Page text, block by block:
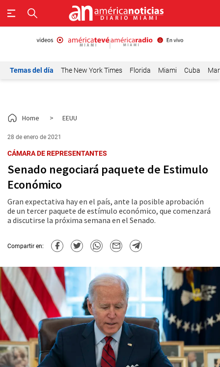
Temas del día The New York Times Florida Miami Cuba
Home > EEUU
28 de enero de 2021
CÁMARA DE REPRESENTANTES
Senado negociará paquete de Estimulo
Económico
Gran expectativa hay en el país, ante la posible aprobación
de un tercer paquete de estímulo económico, que comenzará
a discutirse la próxima semana en el Senado.
Compartir en: